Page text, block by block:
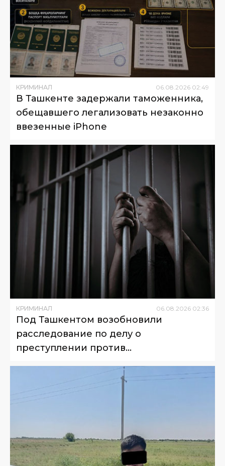
КРИМИНАЛ 06.08.2026 02:49
В Ташкенте задержали таможенника,
обещавшего легализовать незаконно
ввезенные iPhone
КРИМИНАЛ 06.08.2026 02:36
Под Ташкентом возобновили
расследование по делу о
преступлении против